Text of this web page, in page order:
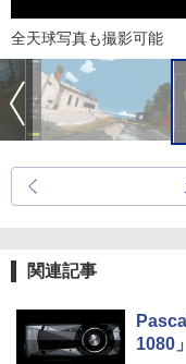
全天球写真も撮影可能
関連記事
1080